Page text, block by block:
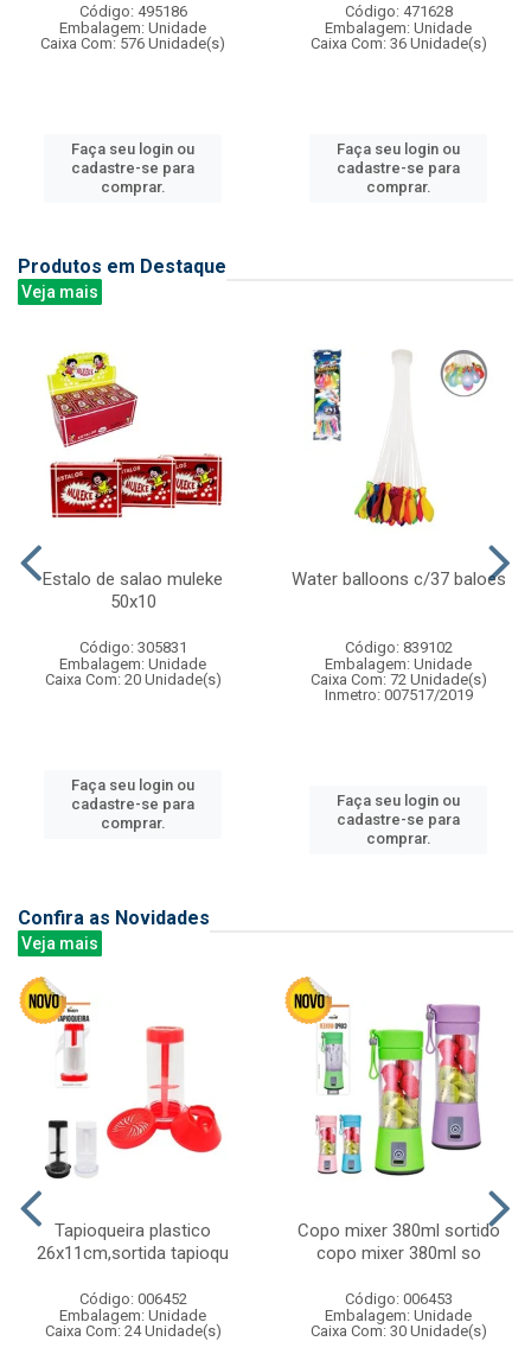
Código: 495186
Embalagem: Unidade
Caixa Com: 576 Unidade(s)
Faça seu login ou
cadastre-se para
comprar.
Código: 471628
Embalagem: Unidade
Caixa Com: 36 Unidade(s)
Faça seu login ou
cadastre-se para
comprar.
Produtos em Destaque
Veja mais
Estalo de salao muleke
50x10
Código: 305831
Embalagem: Unidade
Caixa Com: 20 Unidade(s)
Faça seu login ou
cadastre-se para
comprar.
Water balloons c/37 baloes
Código: 839102
Embalagem: Unidade
Caixa Com: 72 Unidade(s)
Inmetro: 007517/2019
Faça seu login ou
cadastre-se para
comprar.
Confira as Novidades
Veja mais
Tapioqueira plastico
26x11cm,sortida tapioqu
Código: 006452
Embalagem: Unidade
Caixa Com: 24 Unidade(s)
Copo mixer 380ml sortido
copo mixer 380ml so
Código: 006453
Embalagem: Unidade
Caixa Com: 30 Unidade(s)